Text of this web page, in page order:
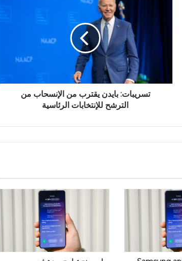
تسريبات: بايدن يقترب من الإنسحاب من
الترشح للإنتخابات الرئاسية